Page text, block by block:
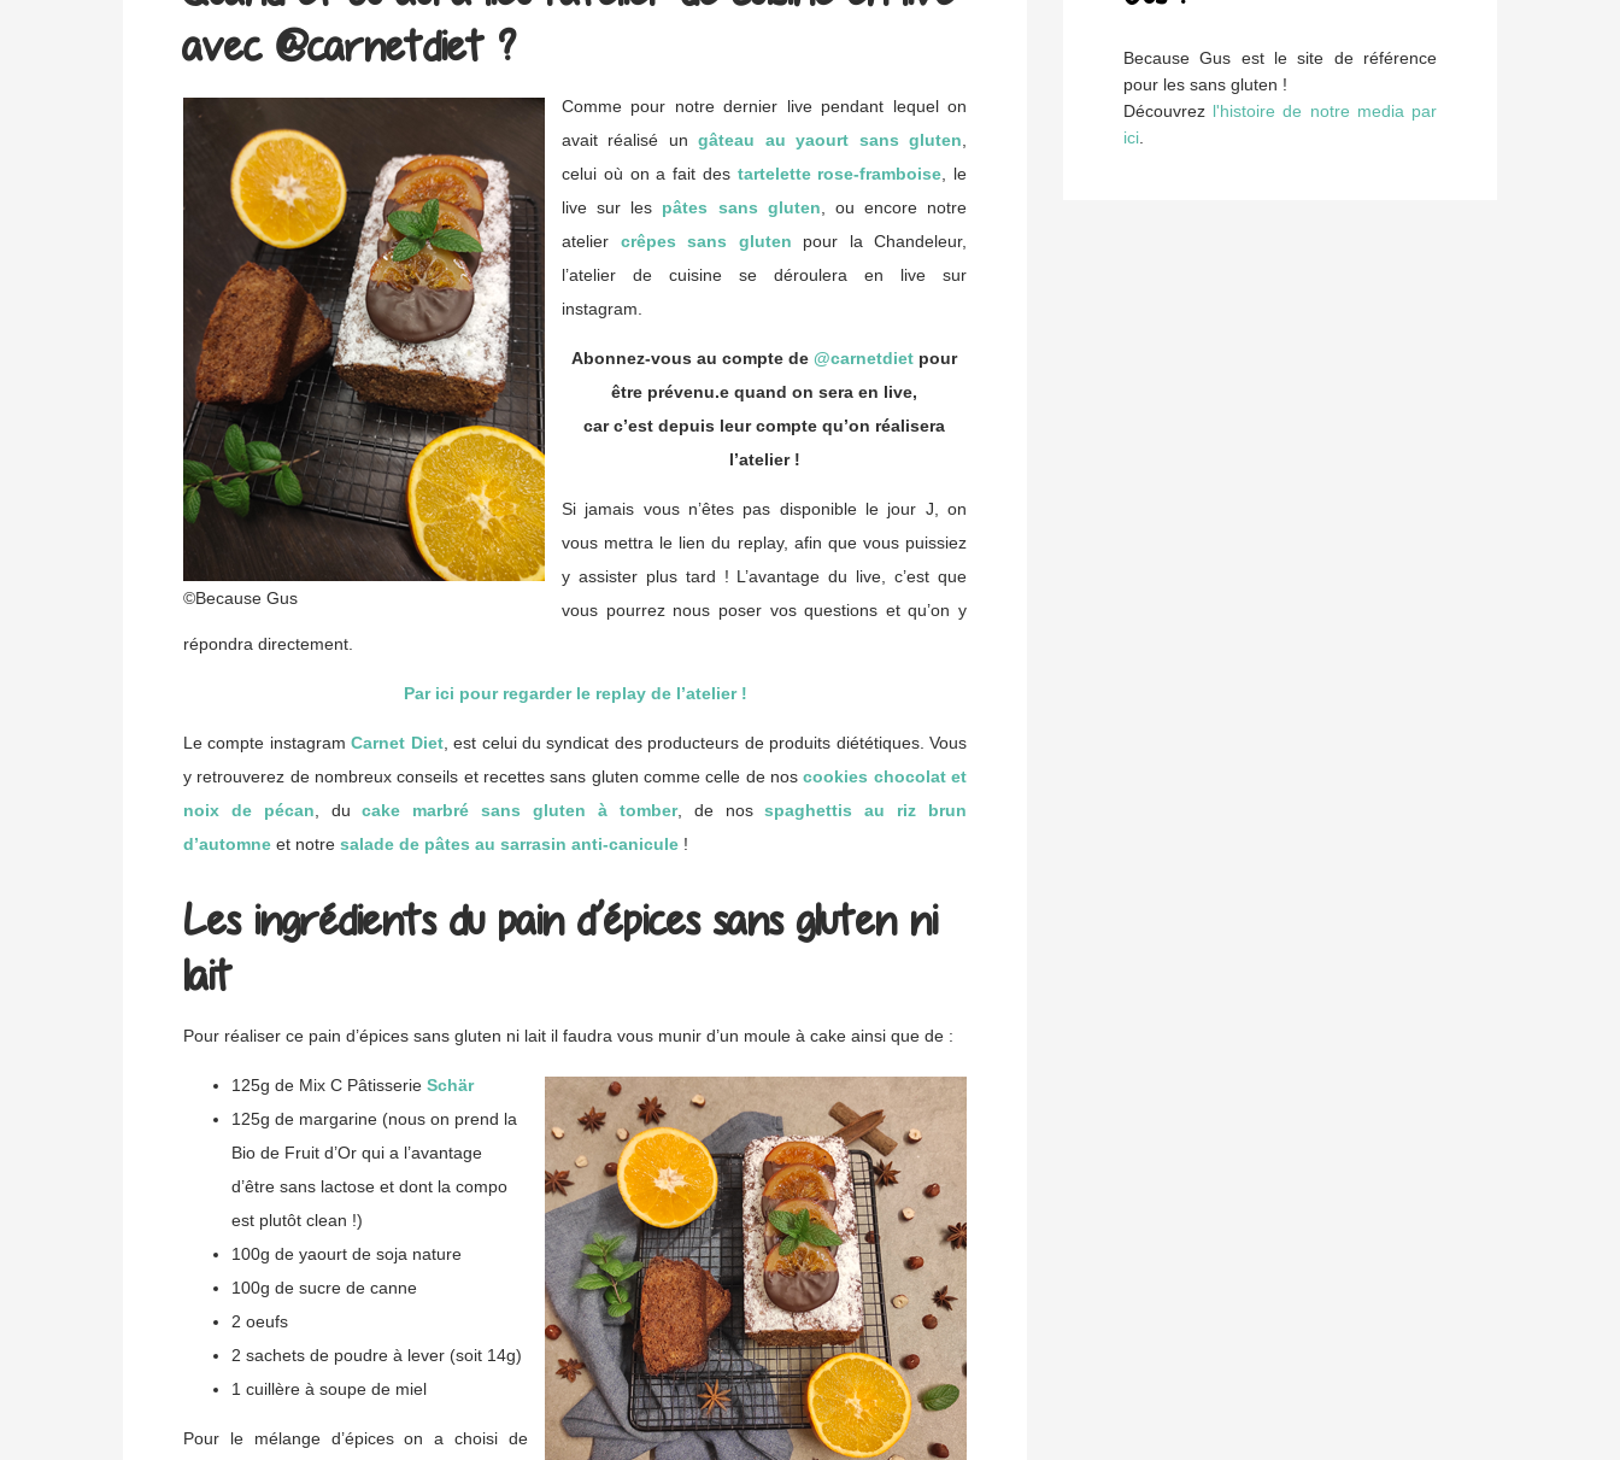
avec @carnetdiet ?
©Because Gus
Comme pour notre dernier live pendant lequel on
avait réalisé ungâteau au yaourt sans gluten,
celui où on a fait des tartelette rose-framboise, le
live sur les pâtes sans gluten, ou encore notre
atelier crêpes sans gluten pour la Chandeleur,
l’atelier de cuisine se déroulera en live sur
instagram.
Abonnez-vous au compte de @carnetdiet pour
être prévenu.e quand on sera en live,
car c’est depuis leur compte qu’on réalisera
l’atelier !
Si jamais vous n’êtes pas disponible le jour J, on
vous mettra le lien du replay, afin que vous puissiez
y assister plus tard ! L’avantage du live, c’est que
vous pourrez nous poser vos questions et qu’on y
répondra directement.
Par ici pour regarder le replay de l’atelier !
Le compte instagramCarnet Diet, est celui du syndicat des producteurs de produits diététiques. Vous
y retrouverez de nombreux conseils et recettes sans gluten comme celle de noscookies chocolat et
noix de pécan, ducake marbré sans gluten à tomber, de nosspaghettis au riz brun
d’automne et notre salade de pâtes au sarrasin anti-canicule !
Les ingrédients du pain d’épicessans gluten ni
lait
Pour réaliser ce pain d’épices sans gluten ni lait il faudra vous munir d’un moule à cake ainsi que de :
125g de Mix C Pâtisserie Schär
125g de margarine (nous on prend la
Bio de Fruit d’Or qui a l’avantage
d’être sans lactose et dont la compo
est plutôt clean !)
100g de yaourt de soja nature
100g de sucre de canne
2 oeufs
2 sachets de poudre à lever (soit 14g)
1 cuillère à soupe de miel
Pour le mélange d’épices on a choisi de
Because Gus est le site de référence
pour les sans gluten !
Découvrez l'histoire de notre media par
ici